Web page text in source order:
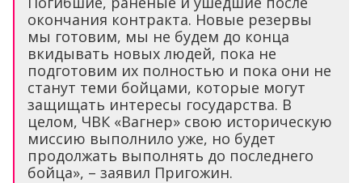
окончания контракта. Новые резервы
мы готовим, мы не будем до конца
вкидывать новых людей, пока не
подготовим их полностью и пока они не
станут теми бойцами, которые могут
защищать интересы государства. В
целом, ЧВК «Вагнер» свою историческую
миссию выполнило уже, но будет
продолжать выполнять до последнего
бойца», – заявил Пригожин.